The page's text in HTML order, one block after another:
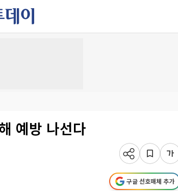
예방 나선다
구글 선호매체 추가